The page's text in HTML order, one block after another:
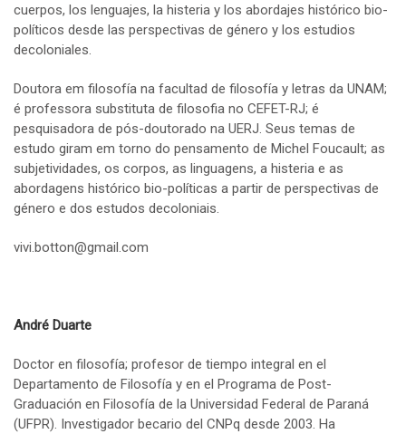
cuerpos, los lenguajes, la histeria y los abordajes histórico bio-
políticos desde las perspectivas de género y los estudios
decoloniales.
Doutora em filosofía na facultad de filosofía y letras da UNAM;
é professora substituta de filosofia no CEFET-RJ; é
pesquisadora de pós-doutorado na UERJ. Seus temas de
estudo giram em torno do pensamento de Michel Foucault; as
subjetividades, os corpos, as linguagens, a histeria e as
abordagens histórico bio-políticas a partir de perspectivas de
género e dos estudos decoloniais.
vivi.botton@gmail.com
André Duarte
Doctor en filosofía; profesor de tiempo integral en el
Departamento de Filosofía y en el Programa de Post-
Graduación en Filosofía de la Universidad Federal de Paraná
(UFPR). Investigador becario del CNPq desde 2003. Ha